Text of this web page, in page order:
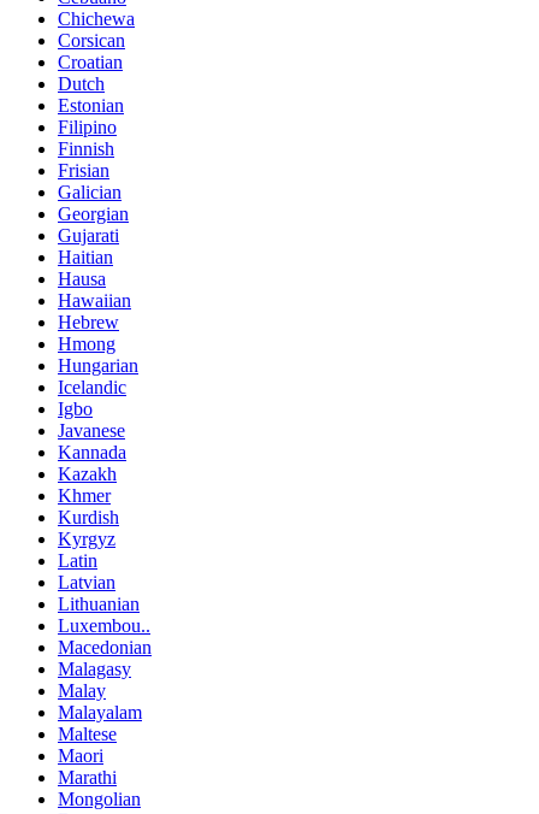
Chichewa
Corsican
Croatian
Dutch
Estonian
Filipino
Finnish
Frisian
Galician
Georgian
Gujarati
Haitian
Hausa
Hawaiian
Hebrew
Hmong
Hungarian
Icelandic
Igbo
Javanese
Kannada
Kazakh
Khmer
Kurdish
Kyrgyz
Latin
Latvian
Lithuanian
Luxembou..
Macedonian
Malagasy
Malay
Malayalam
Maltese
Maori
Marathi
Mongolian